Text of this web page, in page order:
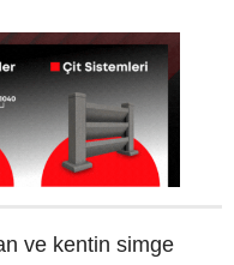
ve kentin simge